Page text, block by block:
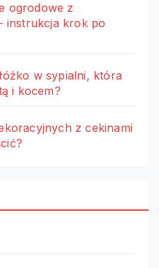
ogrodowe z
instrukcja krok po
w sypialni, która
i kocem?
z cekinami